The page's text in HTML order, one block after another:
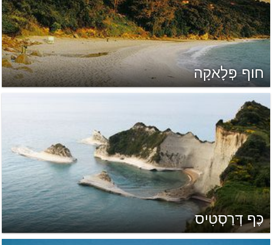
חוף פְּלָאקָה
כֶּף דְּרַסְטִיס